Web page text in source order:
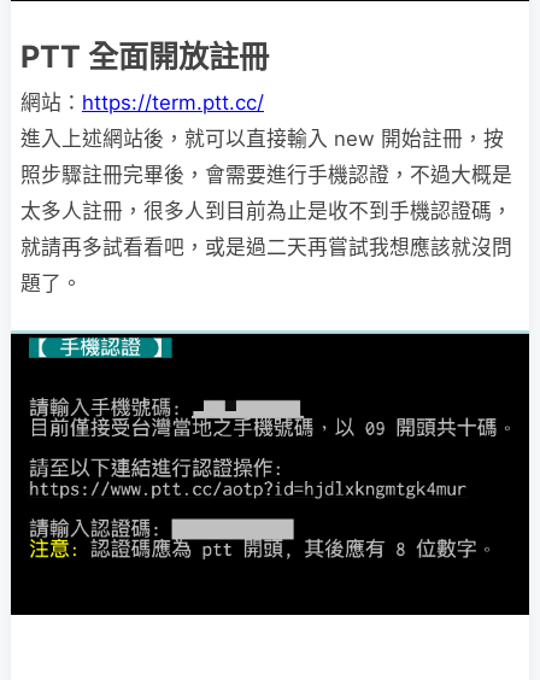
PTT 全面開放註冊
網站： https://term.ptt.cc/
進入上述網站後，就可以直接輸入 new 開始註冊，按
照步驟註冊完畢後，會需要進行手機認證，不過大概是
太多人註冊，很多人到目前為止是收不到手機認證碼，
就請再多試看看吧，或是過二天再嘗試我想應該就沒問
題了。